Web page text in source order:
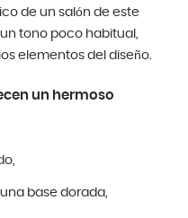
de un salón de este
tono poco habitual,
elementos del diseño.
un hermoso
base dorada,